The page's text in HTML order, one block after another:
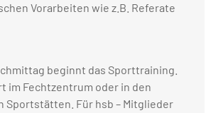
Vorarbeiten wie z.B. Referate
beginnt das Sporttraining.
im Fechtzentrum oder in den
Sportstätten. Für hsb – Mitglieder